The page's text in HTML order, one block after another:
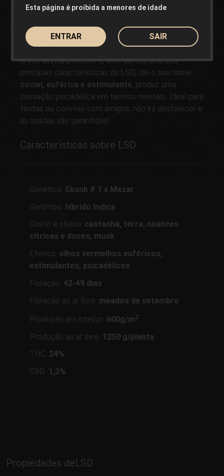
O facto desta variedade se chamar LSD não é
coincidência; o seu potente efeito é bem conhecido
por muitos, e comparável apenas a um reduzido
número degenéticas de cannabis. Está avisado!
O seuefeitopotente é, sem dúvida, uma das
principais características da LSD, daí o seu nome;
social, eufórica e estimulante, produz uma
sensação psicadélica em termos mentais. Ideal para
festas ou convívio com amigos, não irá desfalecer e
as risadas são garantidas!
Características sobre LSD
Genética: Skunk # 1 x Mazar
Genótipo: híbrido Indica
Gosto e cheiro: castanha, terra, nuances
cítricas e doces, musk
Efeitos: olhos vermelhos eufóricos,
estimulantes, psicadélicos
Floração: 42-49 dias
Floração ao ar livre: meados de setembro
Produção em inteiror: 600g/m2
Produção ao ar livre: 1250 g/planta
THC: 24%
CBD: 1,3%
Propiedades deLSD
Esta página é proibida a menores de idade
ENTRAR SAIR